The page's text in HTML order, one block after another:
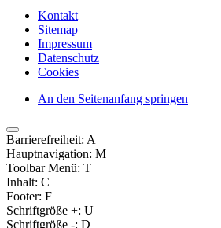
Kontakt
Sitemap
Impressum
Datenschutz
Cookies
An den Seitenanfang springen
Barrierefreiheit: A
Hauptnavigation: M
Toolbar Menü: T
Inhalt: C
Footer: F
Schriftgröße +: U
Schriftgröße -: D